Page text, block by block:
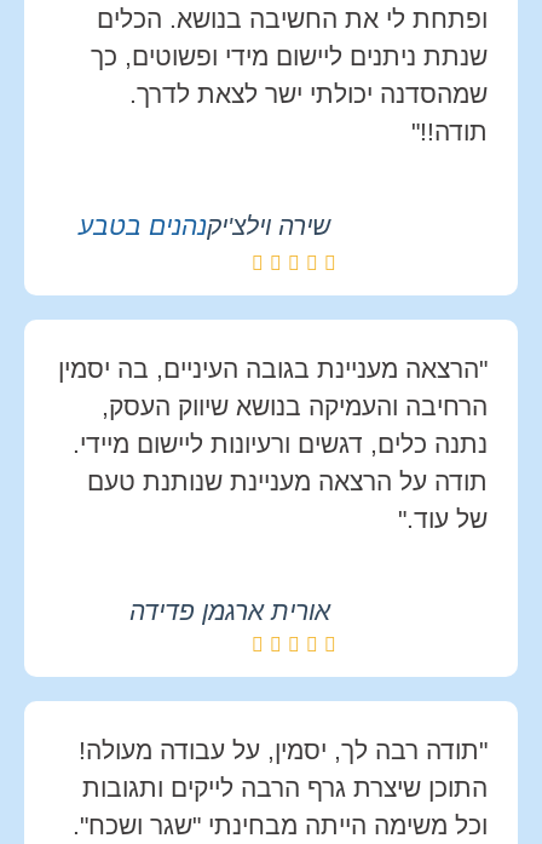
ופתחת לי את החשיבה בנושא. הכלים
שנתת ניתנים ליישום מידי ופשוטים, כך
שמהסדנה יכולתי ישר לצאת לדרך.
תודה!!"
שירה וילצ'יקנהנים בטבע
"הרצאה מעניינת בגובה העיניים, בה יסמין
הרחיבה והעמיקה בנושא שיווק העסק,
נתנה כלים, דגשים ורעיונות ליישום מיידי.
תודה על הרצאה מעניינת שנותנת טעם
של עוד."
אורית ארגמן פדידה
"תודה רבה לך, יסמין, על עבודה מעולה!
התוכן שיצרת גרף הרבה לייקים ותגובות
וכל משימה הייתה מבחינתי "שגר ושכח".